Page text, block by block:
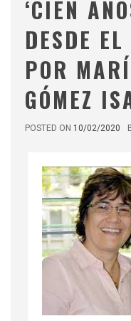
‘CIEN
DESDE
POR
GÓMEZ
POSTED ON 10/02/2020